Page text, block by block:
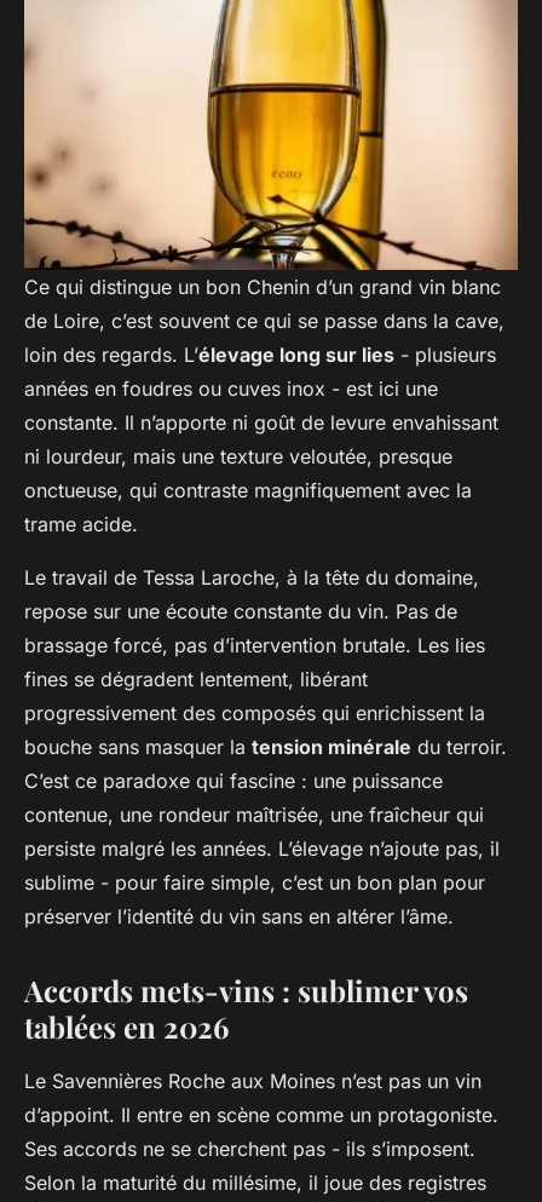
Ce qui distingue un bon Chenin d’un grand vin blanc
de Loire, c’est souvent ce qui se passe dans la cave,
loin des regards. L’élevage long sur lies - plusieurs
années en foudres ou cuves inox - est ici une
constante. Il n’apporte ni goût de levure envahissant
ni lourdeur, mais une texture veloutée, presque
onctueuse, qui contraste magnifiquement avec la
trame acide.
Le travail de Tessa Laroche, à la tête du domaine,
repose sur une écoute constante du vin. Pas de
brassage forcé, pas d’intervention brutale. Les lies
fines se dégradent lentement, libérant
progressivement des composés qui enrichissent la
bouche sans masquer la tension minérale du terroir.
C’est ce paradoxe qui fascine : une puissance
contenue, une rondeur maîtrisée, une fraîcheur qui
persiste malgré les années. L’élevage n’ajoute pas, il
sublime - pour faire simple, c’est un bon plan pour
préserver l’identité du vin sans en altérer l’âme.
Accords mets-vins : sublimer vos
tablées en 2026
Le Savennières Roche aux Moines n’est pas un vin
d’appoint. Il entre en scène comme un protagoniste.
Ses accords ne se cherchent pas - ils s’imposent.
Selon la maturité du millésime, il joue des registres